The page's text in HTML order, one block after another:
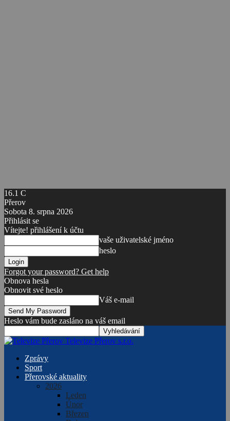
16.1 C
Přerov
Sobota 8. srpna 2026
Přihlásit se
Vítejte! přihlášení k účtu
vaše uživatelské jméno
heslo
Forgot your password? Get help
Obnova hesla
Obnovit své heslo
Váš e-mail
Heslo vám bude zasláno na váš email
Televize Přerov s.r.o.
Zprávy
Sport
Přerovské aktuality
2026
Leden
Únor
Březen